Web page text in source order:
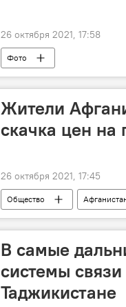
26 октября 2021, 17:58
Фото
Жители
скачка цен на
26 октября 2021, 17:45
Общество
В самые
системы
Таджикистане